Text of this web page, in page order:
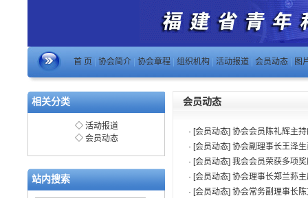
首 页 协会简介 协会章程 组织机构 活动报道 会员动态 图
相关分类
◇ 活动报道
◇ 会员动态
站内搜索
会员动态
· [会员动态] 协会会员陈礼辉主
· [会员动态] 协会副理事长王泽
· [会员动态] 我会会员荣获多项
· [会员动态] 协会理事长郑兰荪
· [会员动态] 协会常务副理事长